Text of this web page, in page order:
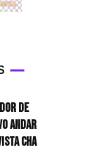
de
andar
CHA